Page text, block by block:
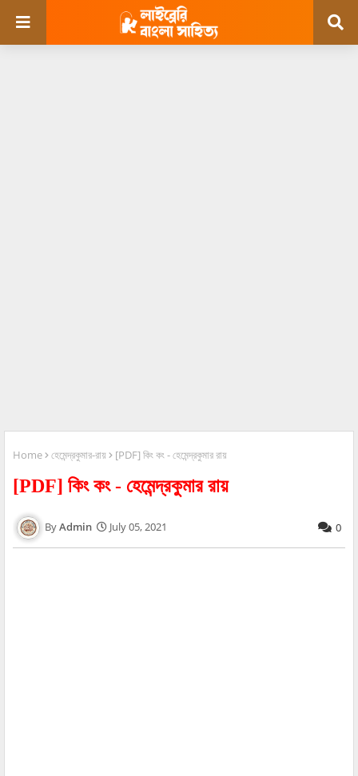
Home হেমেন্দ্রকুমার-রায় [PDF] কিং কং - হেমেন্দ্রকুমার রায়
[PDF] কিং কং - হেমেন্দ্রকুমার রায়
Admin July 05, 2021 0